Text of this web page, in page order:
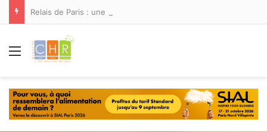
Menu